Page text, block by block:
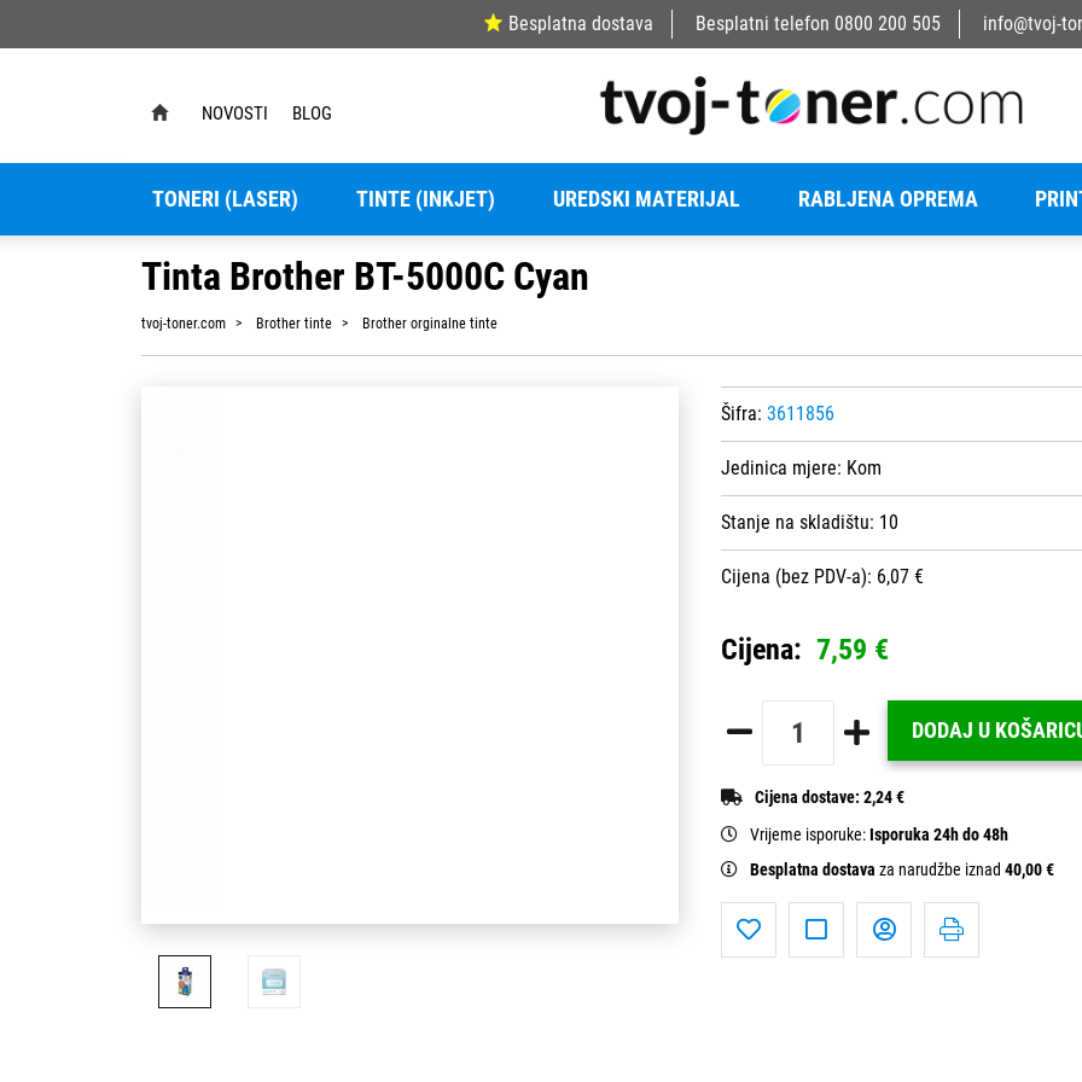
Besplatna dostava Besplatni telefon 0800 200 505 info@tvoj-
NOVOSTI BLOG
TONERI (LASER) TINTE (INKJET) UREDSKI MATERIJAL RABLJENA OPREMA
Tinta Brother BT-5000C Cyan
tvoj-toner.com Brother tinte Brother orginalne tinte
Šifra: 3611856
Jedinica mjere: Kom
Stanje na skladištu: 10
Cijena (bez PDV-a): 6,07 €
Cijena: 7,59 €
DODAJ U
Cijena dostave: 2,24 €
Vrijeme isporuke:Isporuka 24h do 48h
Besplatna dostava za narudžbe iznad 40,00 €